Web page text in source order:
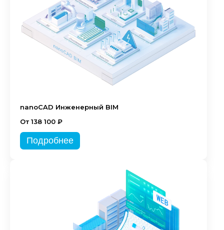
nanoCAD Инженерный BIM
От 138 100 ₽
Подробнее